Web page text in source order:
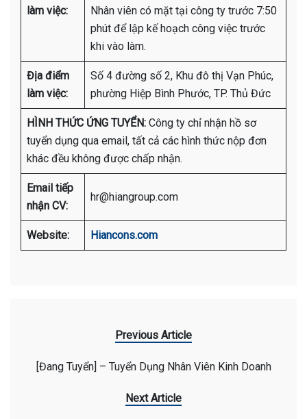
làm việc:
Nhân viên có mặt tại công ty trước 7:50
phút để lập kế hoạch công việc trước
khi vào làm.
Địa điểm
làm việc:
Số 4 đường số 2, Khu đô thị Vạn Phúc,
phường Hiệp Bình Phước, TP. Thủ Đức
HÌNH THỨC ỨNG TUYỂN: Công ty chỉ nhận hồ sơ
tuyển dụng qua email, tất cả các hình thức nộp đơn
khác đều không được chấp nhận.
Email tiếp
nhận CV:
hr@hiangroup.com
Website: Hiancons.com
Previous Article
[Đang Tuyển] – Tuyển Dụng Nhân Viên Kinh Doanh
Next Article